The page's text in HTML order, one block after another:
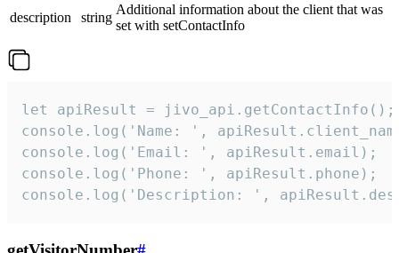
description
string
Additional information about the client that was
set with setContactInfo
let apiResult = jivo_api.getContactInfo();
console.log('Name: ',
console.log('Email: ', apiResult.email);
console.log('Phone: ', apiResult.phone);
console.log('Description: ',